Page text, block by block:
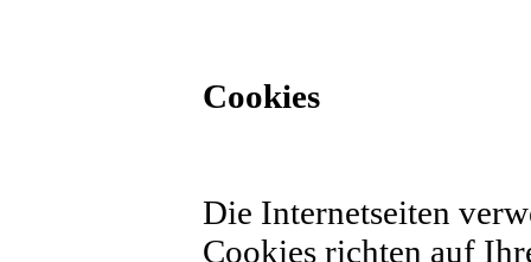
Cookies
Die Internetseiten
Cookies richten auf